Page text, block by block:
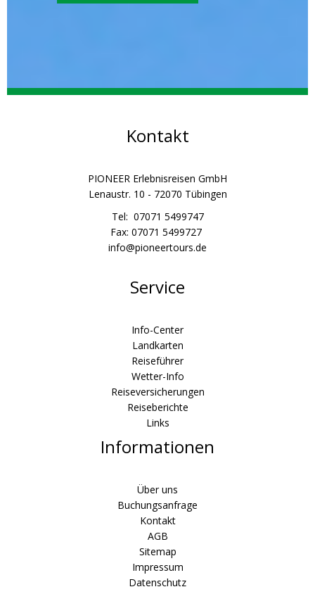
Kontakt
PIONEER Erlebnisreisen GmbH
Lenaustr. 10 - 72070 Tübingen
Tel: 07071 5499747
Fax: 07071 5499727
info@pioneertours.de
Service
Info-Center
Landkarten
Reiseführer
Wetter-Info
Reiseversicherungen
Reiseberichte
Links
Informationen
Über uns
Buchungsanfrage
Kontakt
AGB
Sitemap
Impressum
Datenschutz